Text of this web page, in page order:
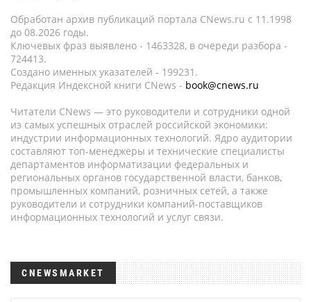
Обработан архив публикаций портала CNews.ru c 11.1998
до 08.2026 годы.
Ключевых фраз выявлено - 1463328, в очереди разбора -
724413.
Создано именных указателей - 199231.
Редакция Индексной книги CNews - book@cnews.ru
Читатели CNews — это руководители и сотрудники одной
из самых успешных отраслей российской экономики:
индустрии информационных технологий. Ядро аудитории
составляют топ-менеджеры и технические специалисты
департаментов информатизации федеральных и
региональных органов государственной власти, банков,
промышленных компаний, розничных сетей, а также
руководители и сотрудники компаний-поставщиков
информационных технологий и услуг связи.
CNEWSMARKET